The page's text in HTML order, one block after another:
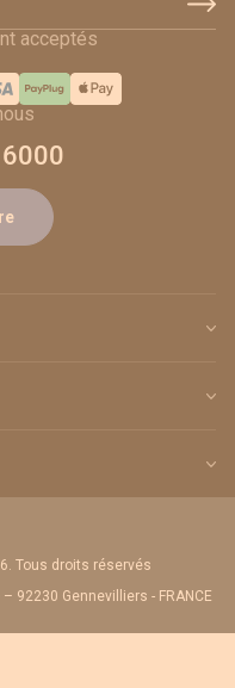
acceptés
Tous droits réservés
92230 Gennevilliers - FRANCE